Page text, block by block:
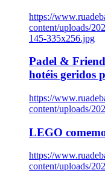
https://
content/uploads/
145-335x256.jpg
Padel &
hotéis geridos
https://
content/uploads/
LEGO
https://
content/uploads/